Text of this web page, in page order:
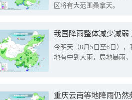
区将有大范围桑拿天。
我国降雨整体减少减弱
今明天（8月5日至6日）
地有中到大雨，局地暴雨
重庆云南等地降雨仍然